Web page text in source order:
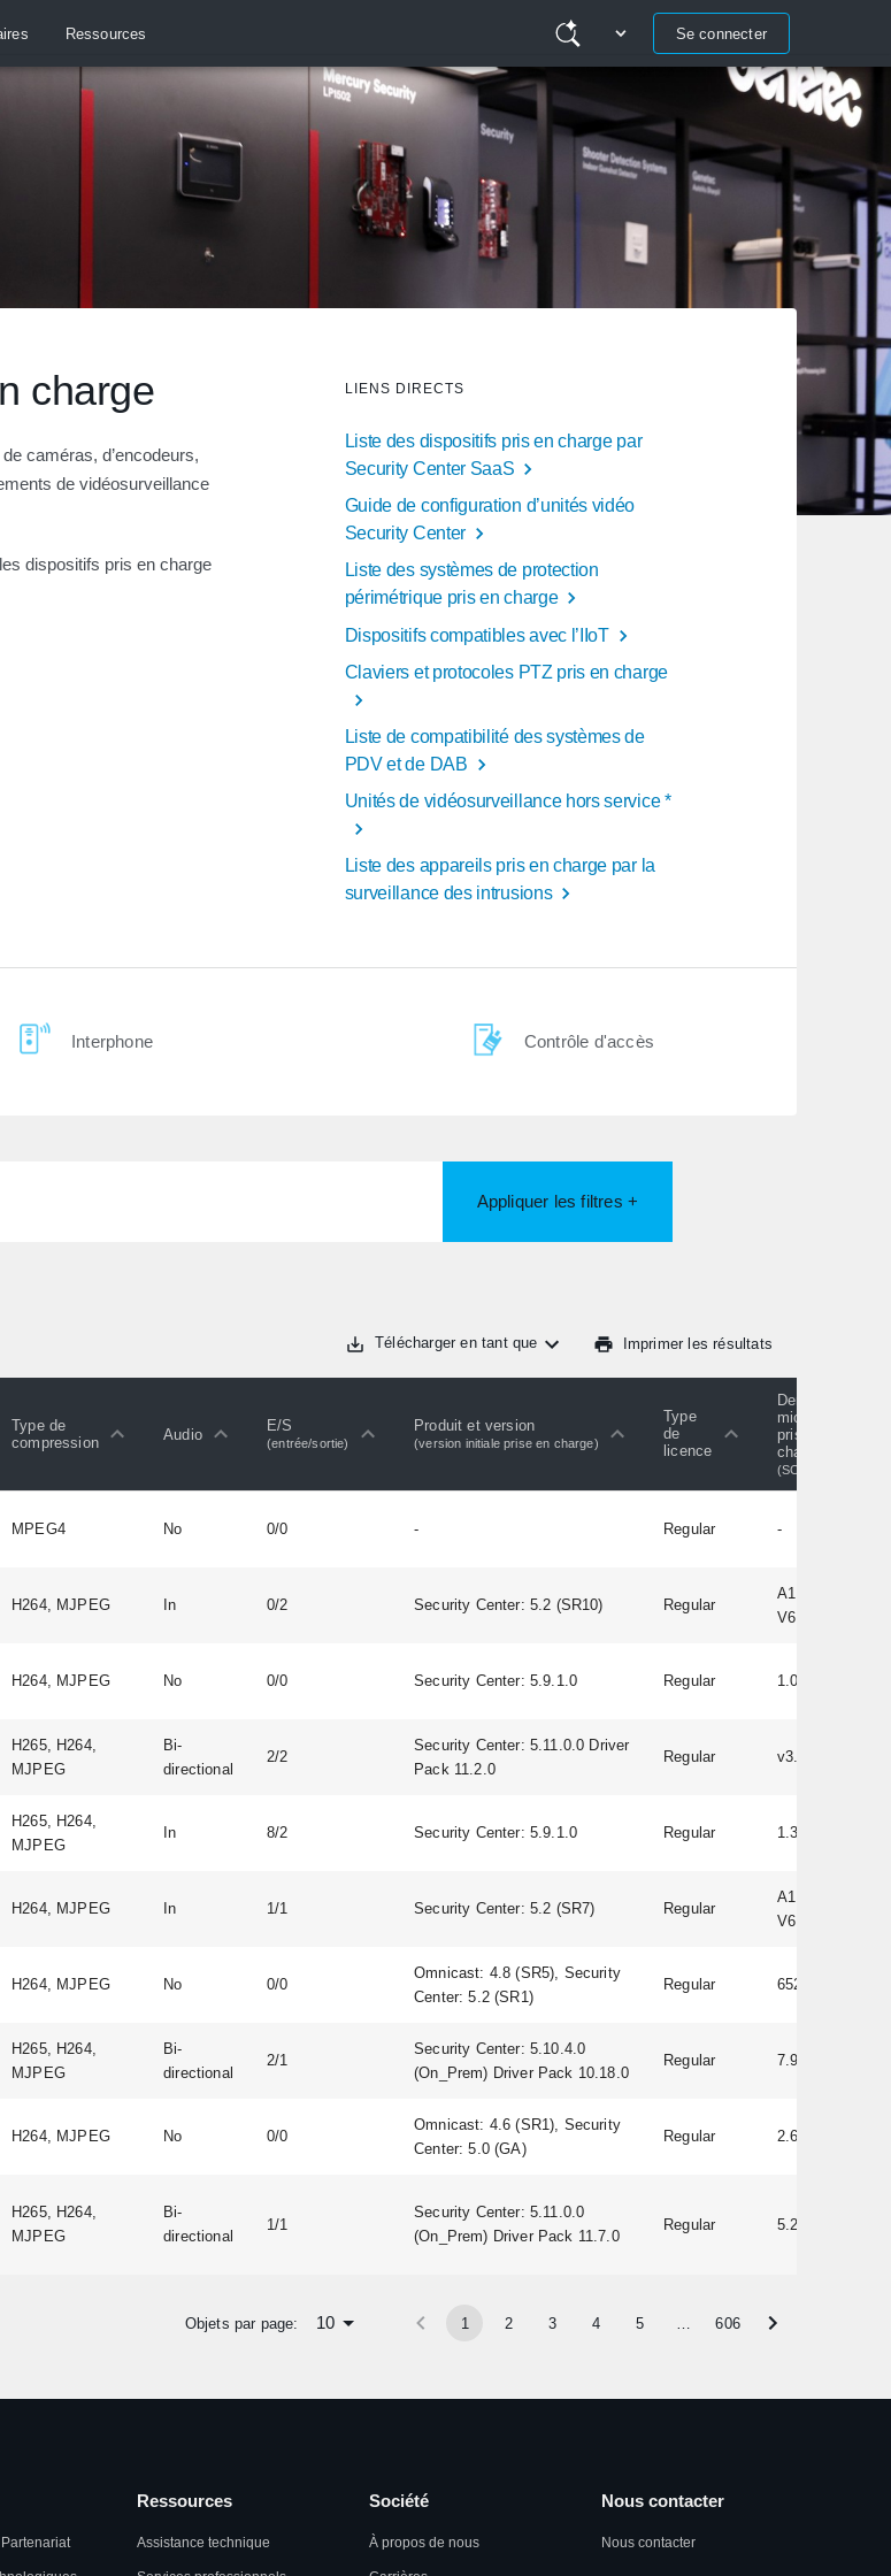
Ressources Se connecter
charge
caméras, d’encodeurs,
de vidéosurveillance
dispositifs pris en charge
LIENS DIRECTS
Liste des dispositifs pris en charge par
Security Center SaaS
Guide de configuration d’unités vidéo
Security Center
Liste des systèmes de protection
périmétrique pris en charge
Dispositifs compatibles avec l’IIoT
Claviers et protocoles PTZ pris en charge
Liste de compatibilité des systèmes de
PDV et de DAB
Unités de vidéosurveillance hors service *
Liste des appareils pris en charge par la
surveillance des intrusions
Interphone Contrôle d'accès
Appliquer les filtres +
Télécharger en tant que Imprimer les résultats
Type de
compression
Audio E/S
(entrée/sortie)
Produit et version
(version initiale prise en charge)
Type
de
licence
Dernier
micrologiciel
pris en
charge
(SC)
MPEG4 No 0/0 - Regular -
H264, MJPEG In 0/2 Security Center: 5.2 (SR10) Regular
A1D-500-
V6.09.06-AC
H264, MJPEG No 0/0 Security Center: 5.9.1.0 Regular 1.03
H265, H264,
MJPEG
Bi-
directional
2/2
Security Center: 5.11.0.0 Driver
Pack 11.2.0
Regular v3.0.0.12
H265, H264,
MJPEG
In 8/2 Security Center: 5.9.1.0 Regular 1.3.0
H264, MJPEG In 1/1 Security Center: 5.2 (SR7) Regular
A1D-500-
V6.09.06-AC
H264, MJPEG No 0/0
Omnicast: 4.8 (SR5), Security
Center: 5.2 (SR1)
Regular 65249
H265, H264,
MJPEG
Bi-
directional
2/1
Security Center: 5.10.4.0
(On_Prem) Driver Pack 10.18.0
Regular 7.90.0098
H264, MJPEG No 0/0
Omnicast: 4.6 (SR1), Security
Center: 5.0 (GA)
Regular 2.60
H265, H264,
MJPEG
Bi-
directional
1/1
Security Center: 5.11.0.0
(On_Prem) Driver Pack 11.7.0
Regular 5.20.0.22
Objets par page: 10 1 2 3 4 5 606
Ressources
Assistance technique
Société
À propos de nous
Nous contacter
Nous contacter